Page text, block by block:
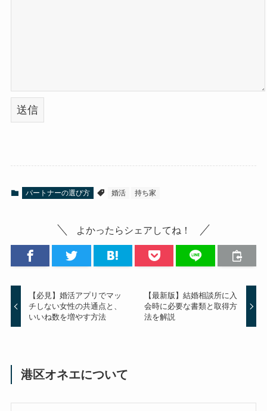
パートナーの選び方 婚活 持ち家
よかったらシェアしてね！
【必見】婚活アプリでマッ
チしない女性の共通点と、
いいね数を増やす方法
【最新版】結婚相談所に入
会時に必要な書類と取得方
法を解説
港区オネエについて